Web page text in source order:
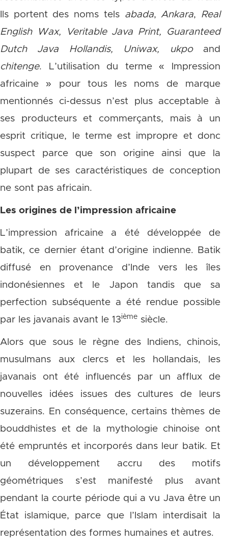
Ils portent des noms tels abada, Ankara, Real
English Wax, Veritable Java Print, Guaranteed
Dutch Java Hollandis, Uniwax, ukpo and
chitenge. L’utilisation du terme « Impression
africaine » pour tous les noms de marque
mentionnés ci-dessus n’est plus acceptable à
ses producteurs et commerçants, mais à un
esprit critique, le terme est impropre et donc
suspect parce que son origine ainsi que la
plupart de ses caractéristiques de conception
ne sont pas africain.
Les origines de l’impression africaine
L’impression africaine a été développée de
batik, ce dernier étant d’origine indienne. Batik
diffusé en provenance d’Inde vers les îles
indonésiennes et le Japon tandis que sa
perfection subséquente a été rendue possible
par les javanais avant le 13ième siècle.
Alors que sous le règne des Indiens, chinois,
musulmans aux clercs et les hollandais, les
javanais ont été influencés par un afflux de
nouvelles idées issues des cultures de leurs
suzerains. En conséquence, certains thèmes de
bouddhistes et de la mythologie chinoise ont
été empruntés et incorporés dans leur batik. Et
un développement accru des motifs
géométriques s’est manifesté plus avant
pendant la courte période qui a vu Java être un
État islamique, parce que l’Islam interdisait la
représentation des formes humaines et autres.